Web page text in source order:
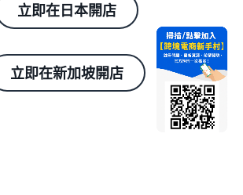
立即在日本開店
立即在新加坡開店